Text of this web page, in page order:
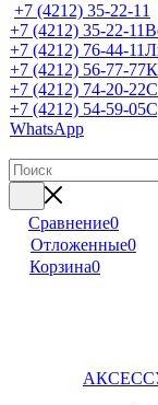
+7 (4212) 35-22-11
+7 (4212) 35-22-11
+7 (4212) 76-44-11
+7 (4212) 56-77-77
+7 (4212) 74-20-22
+7 (4212) 54-59-05
WhatsApp
Сравнение0
Отложенные0
Корзина0